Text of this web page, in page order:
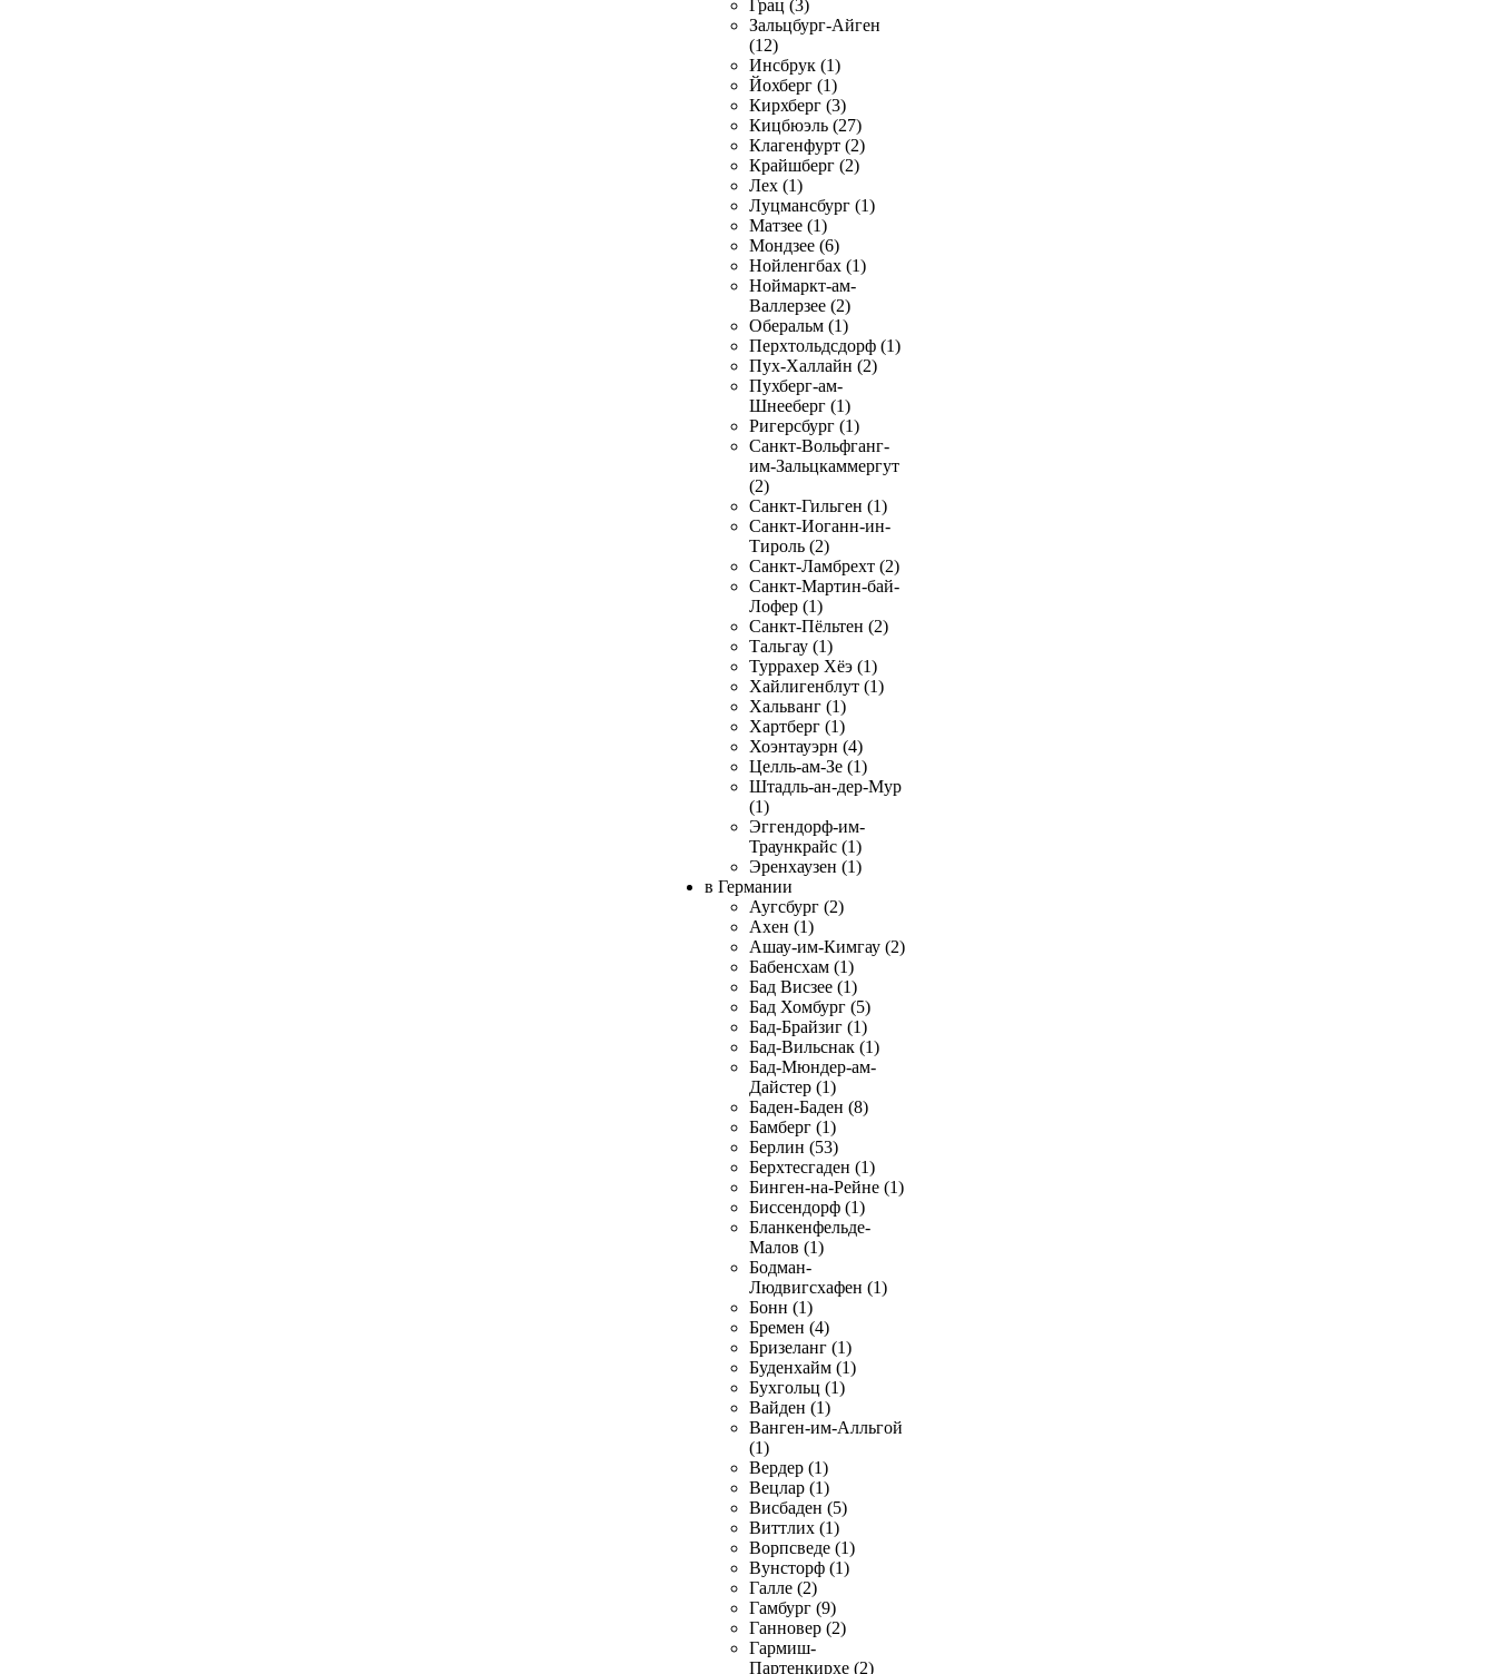
Грац (3)
Зальцбург-Айген
(12)
Инсбрук (1)
Йохберг (1)
Кирхберг (3)
Кицбюэль (27)
Клагенфурт (2)
Крайшберг (2)
Лех (1)
Луцмансбург (1)
Матзее (1)
Мондзее (6)
Нойленгбах (1)
Ноймаркт-ам-
Валлерзее (2)
Оберальм (1)
Перхтольдсдорф (1)
Пух-Халлайн (2)
Пухберг-ам-
Шнееберг (1)
Ригерсбург (1)
Санкт-Вольфганг-
им-Зальцкаммергут
(2)
Санкт-Гильген (1)
Санкт-Иоганн-ин-
Тироль (2)
Санкт-Ламбрехт (2)
Санкт-Мартин-бай-
Лофер (1)
Санкт-Пёльтен (2)
Тальгау (1)
Туррахер Хёэ (1)
Хайлигенблут (1)
Хальванг (1)
Хартберг (1)
Хоэнтауэрн (4)
Целль-ам-Зе (1)
Штадль-ан-дер-Мур
(1)
Эггендорф-им-
Траункрайс (1)
Эренхаузен (1)
в Германии
Аугсбург (2)
Ахен (1)
Ашау-им-Кимгау (2)
Бабенсхам (1)
Бад Висзее (1)
Бад Хомбург (5)
Бад-Брайзиг (1)
Бад-Вильснак (1)
Бад-Мюндер-ам-
Дайстер (1)
Баден-Баден (8)
Бамберг (1)
Берлин (53)
Берхтесгаден (1)
Бинген-на-Рейне (1)
Биссендорф (1)
Бланкенфельде-
Малов (1)
Бодман-
Людвигсхафен (1)
Бонн (1)
Бремен (4)
Бризеланг (1)
Буденхайм (1)
Бухгольц (1)
Вайден (1)
Ванген-им-Алльгой
(1)
Вердер (1)
Вецлар (1)
Висбаден (5)
Виттлих (1)
Ворпсведе (1)
Вунсторф (1)
Галле (2)
Гамбург (9)
Ганновер (2)
Гармиш-
Партенкирхе (2)